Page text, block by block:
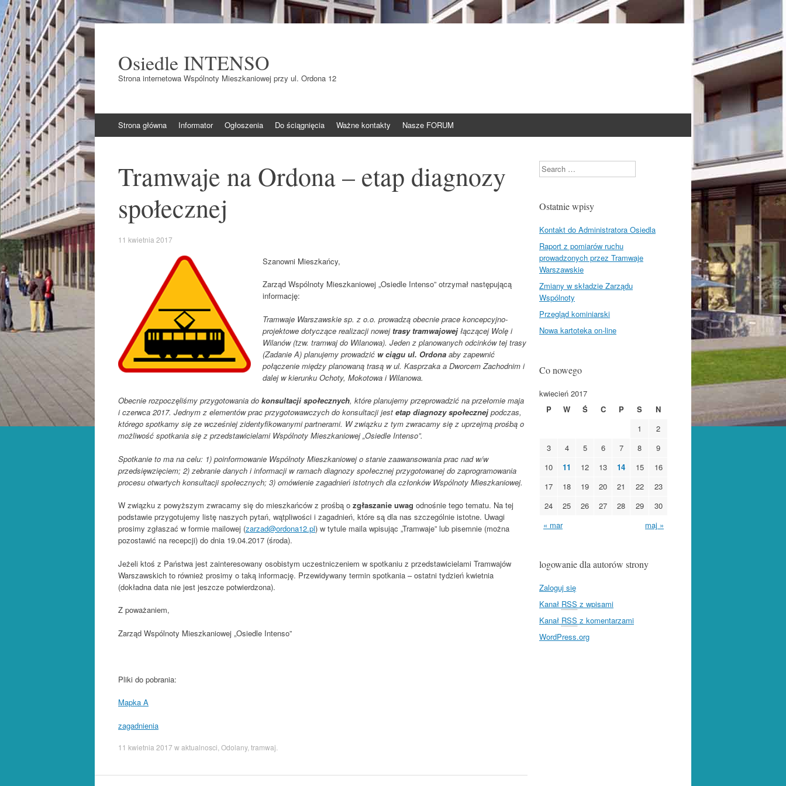
Osiedle INTENSO
Strona internetowa Wspólnoty Mieszkaniowej przy ul. Ordona 12
Skocz doStrona główna Informator Ogłoszenia Do ściągnięcia Ważne kontakty Nasze FORUM
Tramwaje na Ordona – etap diagnozy
społecznej
11 kwietnia 2017
Szanowni Mieszkańcy,
Zarząd Wspólnoty Mieszkaniowej „Osiedle Intenso” otrzymał następującą
informację:
Tramwaje Warszawskie sp. z o.o. prowadzą obecnie prace koncepcyjno-
projektowe dotyczące realizacji nowej trasy tramwajowejłączącej Wolę i
Wilanów (tzw. tramwaj do Wilanowa). Jeden z planowanych odcinków tej trasy
(Zadanie A) planujemy prowadzić w ciągu ul. Ordona aby zapewnić
połączenie między planowaną trasą w ul. Kasprzaka a Dworcem Zachodnim i
dalej w kierunku Ochoty, Mokotowa i Wilanowa.
Obecnie rozpoczęliśmy przygotowania do konsultacji społecznych, które planujemy przeprowadzić na przełomie maja
i czerwca 2017. Jednym z elementów prac przygotowawczych do konsultacji jest etap diagnozy społecznejpodczas,
którego spotkamy się ze wcześniej zidentyfikowanymi partnerami. W związku z tym zwracamy się z uprzejmą prośbą o
możliwość spotkania się z przedstawicielami Wspólnoty Mieszkaniowej „Osiedle Intenso”.
Spotkanie to ma na celu: 1) poinformowanie Wspólnoty Mieszkaniowej o stanie zaawansowania prac nad w/w
przedsięwzięciem; 2) zebranie danych i informacji w ramach diagnozy społecznej przygotowanej do zaprogramowania
procesu otwartych konsultacji społecznych; 3) omówienie zagadnień istotnych dla członków Wspólnoty Mieszkaniowej.
W związku z powyższym zwracamy się do mieszkańców z prośbą o zgłaszanie uwag odnośnie tego tematu. Na tej
podstawie przygotujemy listę naszych pytań, wątpliwości i zagadnień, które są dla nas szczególnie istotne. Uwagi
prosimy zgłaszać w formie mailowej (zarzad@ordona12.pl) w tytule maila wpisując „Tramwaje” lub pisemnie (można
pozostawić na recepcji) do dnia 19.04.2017 (środa).
Jeżeli ktoś z Państwa jest zainteresowany osobistym uczestniczeniem w spotkaniu z przedstawicielami Tramwajów
Warszawskich to również prosimy o taką informację. Przewidywany termin spotkania – ostatni tydzień kwietnia
(dokładna data nie jest jeszcze potwierdzona).
Z poważaniem,
Zarząd Wspólnoty Mieszkaniowej „Osiedle Intenso”
Pliki do pobrania:
Mapka A
zagadnienia
11 kwietnia 2017 waktualnosci Odolany, tramwaj
Search
Ostatnie wpisy
Kontakt do Administratora Osiedla
Raport z pomiarów ruchu
prowadzonych przez Tramwaje
Warszawskie
Zmiany w składzie Zarządu
Wspólnoty
Przegląd kominiarski
Nowa kartoteka on-line
Co nowego
kwiecień 2017
P
W Ś C P S N
« mar maj »
1
2
3
4 5 6 7 8
9
10
11 12 13 14 15
16
17
18 19 20 21 22
23
24
25 26 27 28 29 30
logowanie dla autorów strony
Zaloguj się
Kanał RSS z wpisami
Kanał RSS z komentarzami
WordPress.org